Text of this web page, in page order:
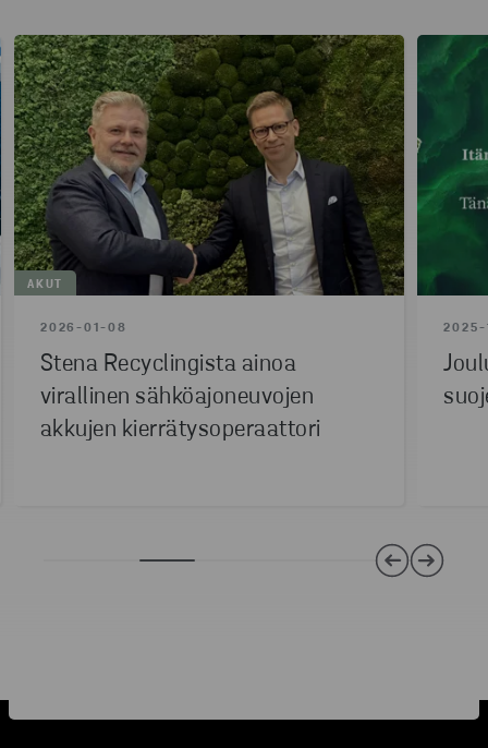
AKUT
2026-01-08
Stena Recyclingista ainoa
virallinen sähköajoneuvojen
akkujen kierrätysoperaattori
2025-